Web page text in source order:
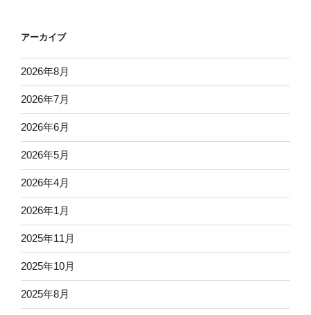
アーカイブ
2026年8月
2026年7月
2026年6月
2026年5月
2026年4月
2026年1月
2025年11月
2025年10月
2025年8月